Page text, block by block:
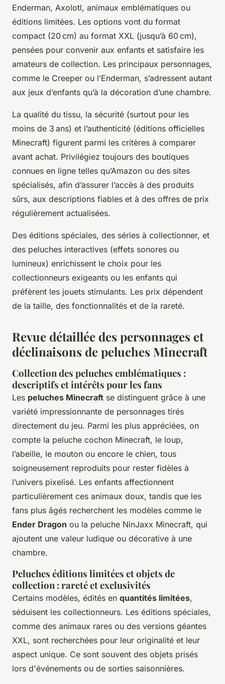
Enderman, Axolotl, animaux emblématiques ou
éditions limitées. Les options vont du format
compact (20 cm) au format XXL (jusqu’à 60 cm),
pensées pour convenir aux enfants et satisfaire les
amateurs de collection. Les principaux personnages,
comme le Creeper ou l’Enderman, s’adressent autant
aux jeux d’enfants qu’à la décoration d’une chambre.
La qualité du tissu, la sécurité (surtout pour les
moins de 3 ans) et l’authenticité (éditions officielles
Minecraft) figurent parmi les critères à comparer
avant achat. Privilégiez toujours des boutiques
connues en ligne telles qu’Amazon ou des sites
spécialisés, afin d’assurer l’accès à des produits
sûrs, aux descriptions fiables et à des offres de prix
régulièrement actualisées.
Des éditions spéciales, des séries à collectionner, et
des peluches interactives (effets sonores ou
lumineux) enrichissent le choix pour les
collectionneurs exigeants ou les enfants qui
préfèrent les jouets stimulants. Les prix dépendent
de la taille, des fonctionnalités et de la rareté.
Revue détaillée des personnages et
déclinaisons de peluches Minecraft
Collection des peluches emblématiques :
descriptifs et intérêts pour les fans
Les peluches Minecraft se distinguent grâce à une
variété impressionnante de personnages tirés
directement du jeu. Parmi les plus appréciées, on
compte la peluche cochon Minecraft, le loup,
l’abeille, le mouton ou encore le chien, tous
soigneusement reproduits pour rester fidèles à
l’univers pixelisé. Les enfants affectionnent
particulièrement ces animaux doux, tandis que les
fans plus âgés recherchent les modèles comme le
Ender Dragon ou la peluche NinJaxx Minecraft, qui
ajoutent une valeur ludique ou décorative à une
chambre.
Peluches éditions limitées et objets de
collection : rareté et exclusivités
Certains modèles, édités en quantités limitées,
séduisent les collectionneurs. Les éditions spéciales,
comme des animaux rares ou des versions géantes
XXL, sont recherchées pour leur originalité et leur
aspect unique. Ce sont souvent des objets prisés
lors d'événements ou de sorties saisonnières.